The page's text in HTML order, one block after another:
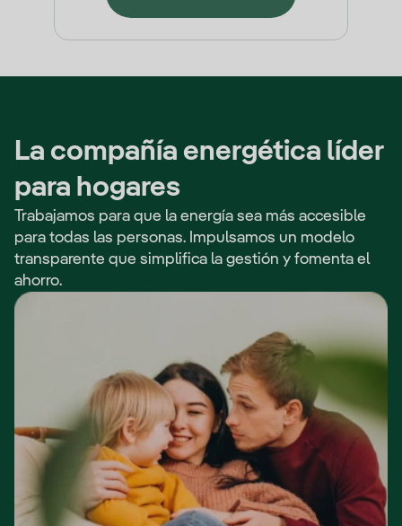
La compañía energética líder
para hogares
Trabajamos para que la energía sea más accesible
para todas las personas. Impulsamos un modelo
transparente que simplifica la gestión y fomenta el
ahorro.